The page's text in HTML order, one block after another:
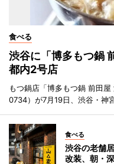
食べる
渋谷に「博多もつ鍋
都内2号店
もつ鍋店「博多もつ鍋 前田
0734）が7月19日、渋谷・神
食べる
渋谷の老舗
改装、朝・